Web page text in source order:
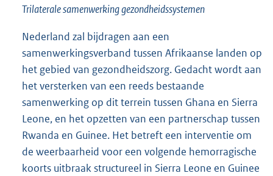
Trilaterale samenwerking gezondheidssystemen
Nederland zal bijdragen aan een
samenwerkingsverband tussen Afrikaanse landen op
het gebied van gezondheidszorg. Gedacht wordt aan
het versterken van een reeds bestaande
samenwerking op dit terrein tussen Ghana en Sierra
Leone, en het opzetten van een partnerschap tussen
Rwanda en Guinee. Het betreft een interventie om
de weerbaarheid voor een volgende hemorragische
koorts uitbraak structureel in Sierra Leone en Guinee